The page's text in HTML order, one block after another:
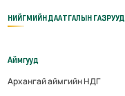
НИЙГМИЙН ДААТГАЛЫН ГАЗРУУД
Аймгууд
Архангай аймгийн НДГ